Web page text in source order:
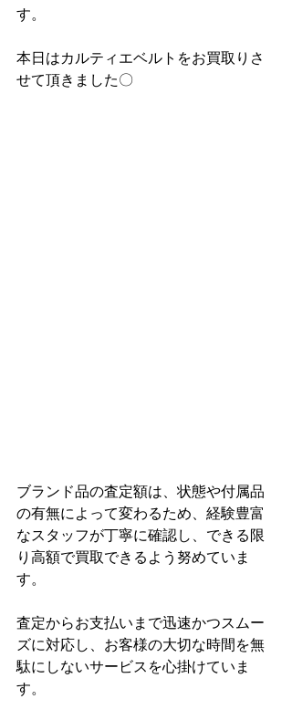
す。
本日はカルティエベルトをお買取りさ
せて頂きました〇
ブランド品の査定額は、状態や付属品
の有無によって変わるため、経験豊富
なスタッフが丁寧に確認し、できる限
り高額で買取できるよう努めていま
す。
査定からお支払いまで迅速かつスムー
ズに対応し、お客様の大切な時間を無
駄にしないサービスを心掛けていま
す。